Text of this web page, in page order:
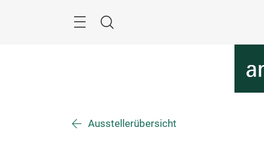
Suche
Ausstellerübersicht